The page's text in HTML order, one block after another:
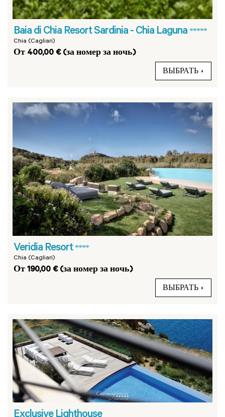
Baia di Chia Resort Sardinia - Chia Laguna *****
Chia (Cagliari)
От 400,00 € (за номер за ночь)
ВЫБРАТЬ
Veridia Resort ****
Chia (Cagliari)
От 190,00 € (за номер за ночь)
ВЫБРАТЬ